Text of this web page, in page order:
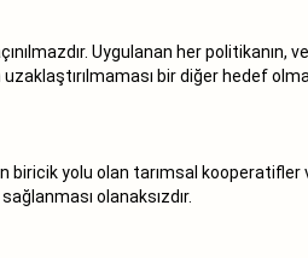
Uygulanan her politikanın,
bir diğer hedef
biricik yolu olan tarımsal
olanaksızdır.